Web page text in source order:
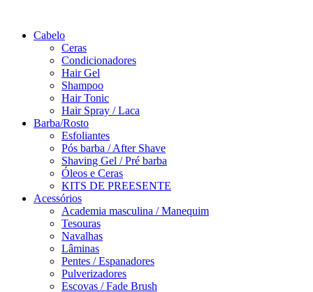
Cabelo
Ceras
Condicionadores
Hair Gel
Shampoo
Hair Tonic
Hair Spray / Laca
Barba/Rosto
Esfoliantes
Pós barba / After Shave
Shaving Gel / Pré barba
Óleos e Ceras
KITS DE PREESENTE
Acessórios
Academia masculina / Manequim
Tesouras
Navalhas
Lâminas
Pentes / Espanadores
Pulverizadores
Escovas / Fade Brush